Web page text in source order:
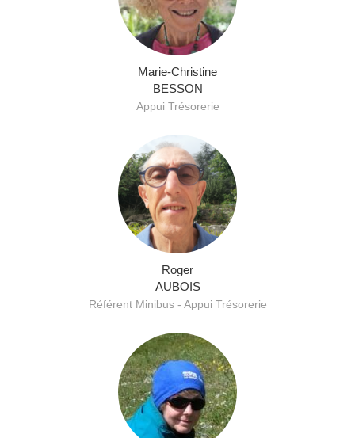
Marie-Christine
BESSON
Appui Trésorerie
Roger
AUBOIS
Référent Minibus - Appui Trésorerie